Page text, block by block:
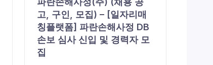
고, 구인, 모집) – [일자리매
칭플랫폼] 파란손해사정 DB
손보 심사 신입 및 경력자 모
집